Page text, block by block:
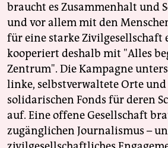
braucht es Zusammenhalt und
und vor allem mit den
für eine starke Zivilgesellschaft
kooperiert deshalb mit "Alles
Zentrum". Die Kampagne
linke, selbstverwaltete Orte
solidarischen Fonds für deren
auf. Eine offene Gesellschaft
zugänglichen Journalismus –